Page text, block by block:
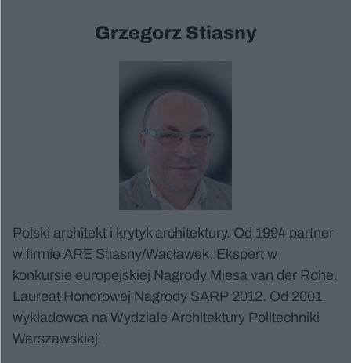
Grzegorz Stiasny
Polski architekt i krytyk architektury. Od 1994 partner
w firmie ARE Stiasny/Wacławek. Ekspert w
konkursie europejskiej Nagrody Miesa van der Rohe.
Laureat Honorowej Nagrody SARP 2012. Od 2001
wykładowca na Wydziale Architektury Politechniki
Warszawskiej.